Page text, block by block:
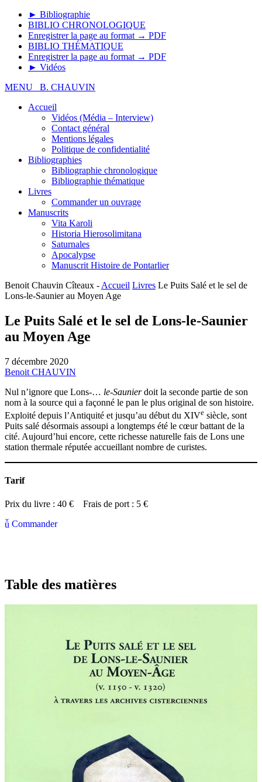
► Bibliographie
BIBLIO CHRONOLOGIQUE
Enregistrer la page au format → PDF
BIBLIO THÉMATIQUE
Enregistrer la page au format → PDF
► Vidéos
MENU
B. CHAUVIN
Accueil
Vidéos (Média – Interview)
Contact général
Mentions légales
Politique de confidentialité
Bibliographies
Bibliographie chronologique
Bibliographie thématique
Livres
Commander un ouvrage
Manuscrits
Vita Karoli
Historia Hierosolimitana
Saturnales
Apocalypse
Manuscrit Histoire de Pontarlier
Benoit Chauvin Cîteaux - Accueil Livres Le Puits Salé et le sel de
Lons-le-Saunier au Moyen Age
Le Puits Salé et le sel de Lons-le-Saunier
au Moyen Age
7 décembre 2020
Benoit CHAUVIN
Nul n’ignore que Lons-… le-Saunierdoit la seconde partie de son
nom à la source qui a façonné le pan le plus original de son histoire.
Exploité depuis l’Antiquité et jusqu’au début du XIVe siècle, sont
Puits salé désormais assoupi a longtemps été le cœur battant de la
cité. Aujourd’hui encore, cette richesse naturelle fais de Lons une
station thermale réputée accueillant nombre de curistes.
Tarif
Prix du livre : 40 € Frais de port : 5 €
Commander
Table des matières